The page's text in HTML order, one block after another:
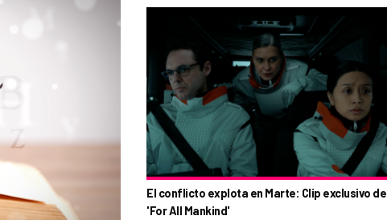
El conflicto explota en Marte: Clip exclusivo de
'For All Mankind'